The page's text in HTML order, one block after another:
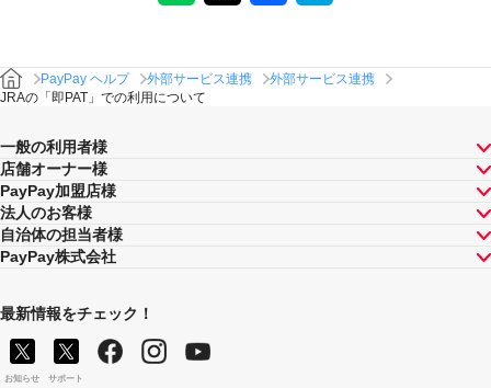
PayPay ヘルプ 外部サービス連携
外部サービス連携
JRAの「即PAT」での利用について
一般の利用者様
店舗オーナー様
PayPay加盟店様
法人のお客様
自治体の担当者様
PayPay株式会社
最新情報をチェック！
お知らせ サポート